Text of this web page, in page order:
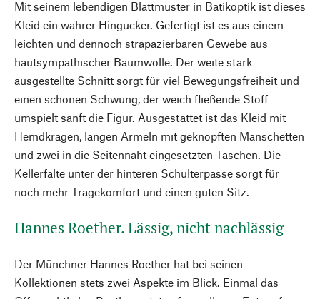
Mit seinem lebendigen Blattmuster in Batikoptik ist dieses
Kleid ein wahrer Hingucker. Gefertigt ist es aus einem
leichten und dennoch strapazierbaren Gewebe aus
hautsympathischer Baumwolle. Der weite stark
ausgestellte Schnitt sorgt für viel Bewegungsfreiheit und
einen schönen Schwung, der weich fließende Stoff
umspielt sanft die Figur. Ausgestattet ist das Kleid mit
Hemdkragen, langen Ärmeln mit geknöpften Manschetten
und zwei in die Seitennaht eingesetzten Taschen. Die
Kellerfalte unter der hinteren Schulterpasse sorgt für
noch mehr Tragekomfort und einen guten Sitz.
Hannes Roether. Lässig, nicht nachlässig
Der Münchner Hannes Roether hat bei seinen
Kollektionen stets zwei Aspekte im Blick. Einmal das